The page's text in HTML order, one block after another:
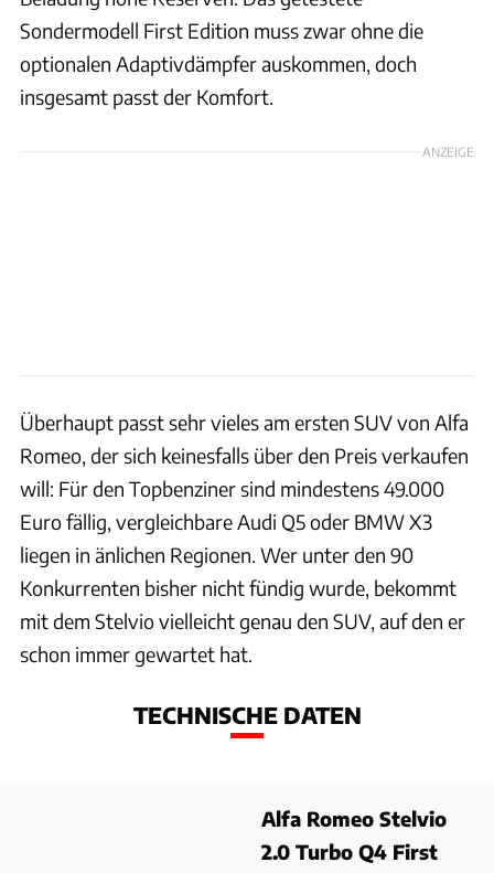
Sondermodell First Edition muss zwar ohne die
optionalen Adaptivdämpfer auskommen, doch
insgesamt passt der Komfort.
ANZEIGE
Überhaupt passt sehr vieles am ersten SUV von Alfa
Romeo, der sich keinesfalls über den Preis verkaufen
will: Für den Topbenziner sind mindestens 49.000
Euro fällig, vergleichbare Audi Q5 oder BMW X3
liegen in änlichen Regionen. Wer unter den 90
Konkurrenten bisher nicht fündig wurde, bekommt
mit dem Stelvio vielleicht genau den SUV, auf den er
schon immer gewartet hat.
TECHNISCHE DATEN
Alfa Romeo Stelvio
2.0 Turbo Q4 First